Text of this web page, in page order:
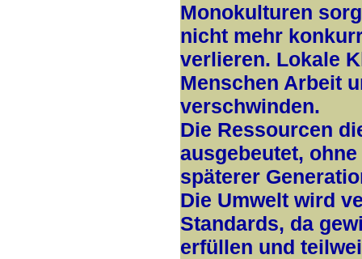
Monokulturen
nicht mehr
verlieren. Lokale
Menschen Arbeit
verschwinden.
Die Ressourcen
ausgebeutet,
späterer
Die Umwelt wird
Standards, da
erfüllen und